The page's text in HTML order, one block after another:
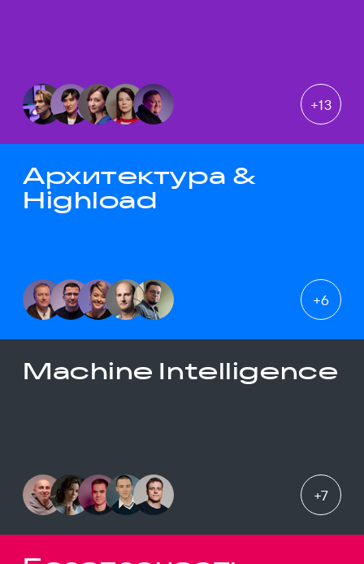
+13
Архитектура &
Highload
+6
Machine Intelligence
+7